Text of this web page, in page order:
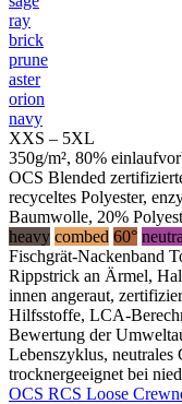
ray
brick
prune
aster
orion
navy
XXS – 5XL
350g/m², 80%
OCS Blended
recyceltes Polyester,
Baumwolle, 20%
heavy combed 60°
Fischgrät-Nackenband
Rippstrick an Ärmel,
innen angeraut,
Hilfsstoffe, LCA-
Bewertung der
Lebenszyklus, neutrales
trocknergeeignet bei
OCS RCS Loose